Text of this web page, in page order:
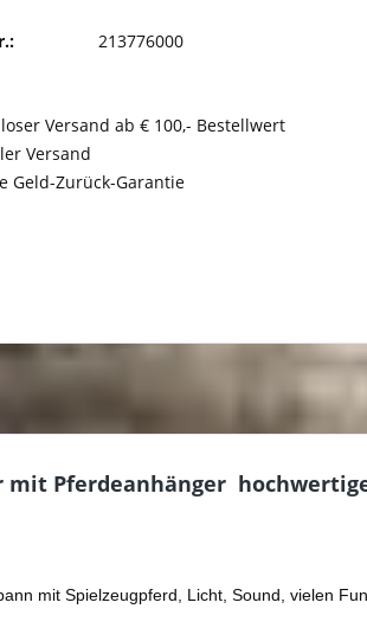
213776000
Versand ab € 100,- Bestellwert
Versand
Geld-Zurück-Garantie
Pferdeanhänger 
mit Spielzeugpferd, Licht, Sound, vielen